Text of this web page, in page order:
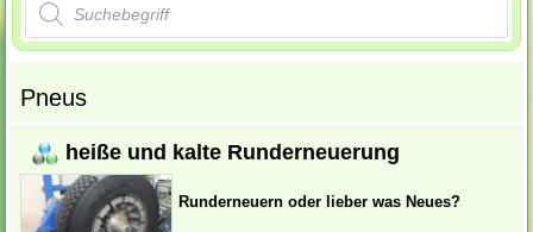
search
Pneus
heiße und kalte Runderneuerung
Runderneuern oder lieber was Neues?